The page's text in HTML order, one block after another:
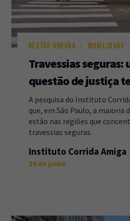
GESTÃO URBANA MOBILIDADE
Travessias seguras:
questão de justiça
A pesquisa do Instituto
que, em São Paulo, a maioria
estão nas regiões que
travessias seguras.
Instituto Corrida Amiga
29 de junho